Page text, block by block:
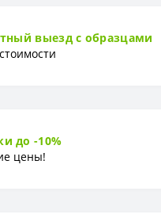
выезд с образцами
до -10%
цены!